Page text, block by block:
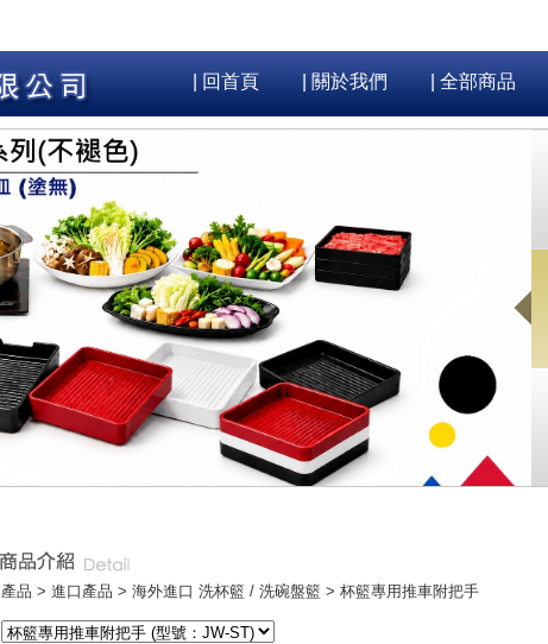
| 回首頁 | 關於我們 | 全部商品
產品 > 進口產品 > 海外進口 洗杯籃 / 洗碗盤籃 > 杯籃專用推車附把手